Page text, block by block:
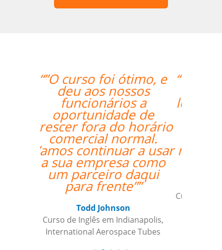
“”I had my second class
with Carol and it was
lovely. I am very happy
to have her as my
teacher and I am
looking forward to
more classes with her.
””
Ariana Maher
Curso de Português em Florianópolis